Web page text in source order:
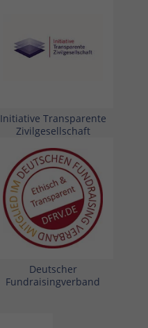
Initiative Transparente
Zivilgesellschaft
Deutscher
Fundraisingverband